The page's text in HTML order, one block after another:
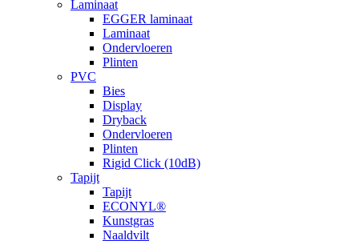
Laminaat
EGGER laminaat
Laminaat
Ondervloeren
Plinten
PVC
Bies
Display
Dryback
Ondervloeren
Plinten
Rigid Click (10dB)
Tapijt
Tapijt
ECONYL®
Kunstgras
Naaldvilt